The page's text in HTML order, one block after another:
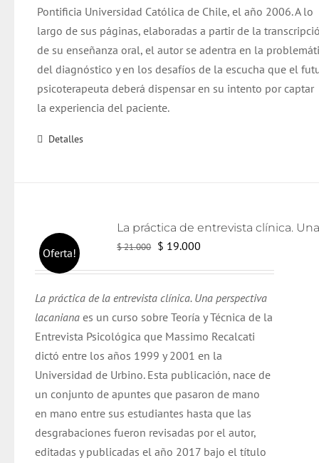
Pontificia Universidad Católica de Chile, el año 2006. A lo
largo de sus páginas, elaboradas a partir de la
de su enseñanza oral, el autor se adentra en la
del diagnóstico y en los desafíos de la escucha que el
psicoterapeuta deberá dispensar en su intento por captar
la experiencia del paciente.
Detalles
Oferta! $21.000 El
era:
$ 21.000.
$ 19.000
es:
$ 19.000.
La práctica de la entrevista clínica. Una perspectiva
lacaniana es un curso sobre Teoría y Técnica de la
Entrevista Psicológica que Massimo Recalcati
dictó entre los años 1999 y 2001 en la
Universidad de Urbino. Esta publicación, nace de
un conjunto de apuntes que pasaron de mano
en mano entre sus estudiantes hasta que las
desgrabaciones fueron revisadas por el autor,
editadas y publicadas el año 2017 bajo el título